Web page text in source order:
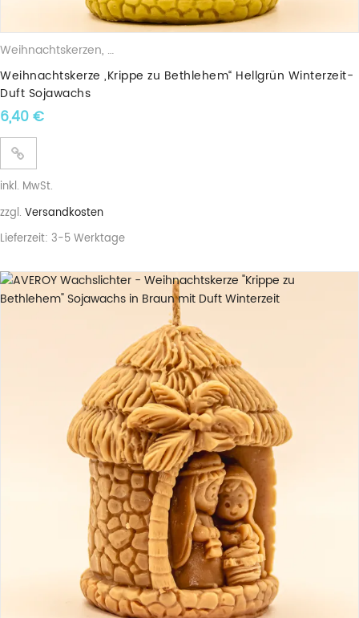
Weihnachtskerzen, Duftkerzen
Weihnachtskerze „Krippe zu Bethlehem“ Hellgrün Winterzeit-
Duft Sojawachs
6,40€
inkl. MwSt.
zzgl. Versandkosten
Lieferzeit: 3-5 Werktage